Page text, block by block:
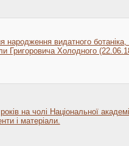
народження видатного ботаніка,
Григоровича Холодного
на чолі Національної
і матеріали.